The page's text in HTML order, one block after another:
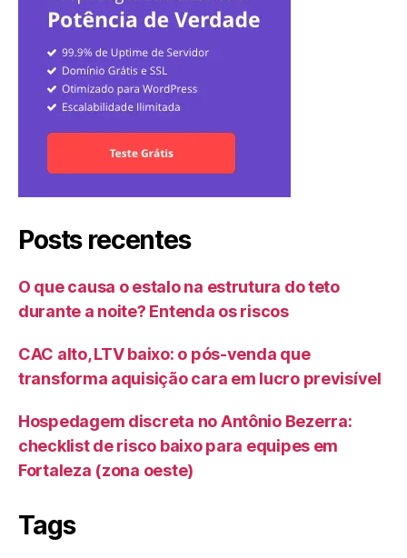
Posts recentes
O que causa o estalo na estrutura do teto
durante a noite? Entenda os riscos
CAC alto, LTV baixo: o pós-venda que
transforma aquisição cara em lucro previsível
Hospedagem discreta no Antônio Bezerra:
checklist de risco baixo para equipes em
Fortaleza (zona oeste)
Tags